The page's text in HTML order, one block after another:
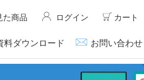
た商品 ログイン カート
料ダウンロード お問い合わせ